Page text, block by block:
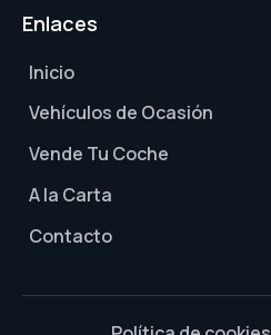
Enlaces
Inicio
Vehículos de Ocasión
Vende Tu Coche
A la Carta
Contacto